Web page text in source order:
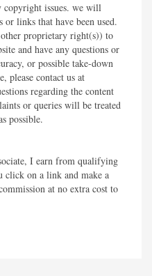
copyright issues. we will
links that have been used.
proprietary right(s)) to
and have any questions or
or possible take-down
please contact us at
regarding the content
or queries will be treated
possible.​
I earn from qualifying
click on a link and make a
at no extra cost to